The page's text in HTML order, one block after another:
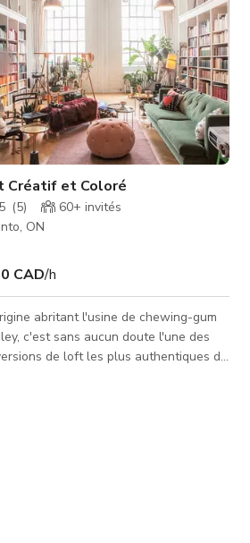
Créatif et Coloré
(5) 60+ invités
ON
CAD/h
abritant l'usine de chewing-gum
c'est sans aucun doute l'une des
de loft les plus authentiques de